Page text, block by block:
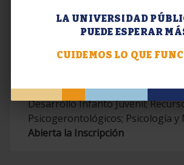
LA UNIVERSIDAD
PUEDE ESPERAR
CUIDEMOS LO QUE
Extensión. Diplomaturas
Contemporáneas; Problemáticas
Desarrollo Infanto Juvenil;
Psicogerontológicos; Psicología y
Abierta la Inscripción